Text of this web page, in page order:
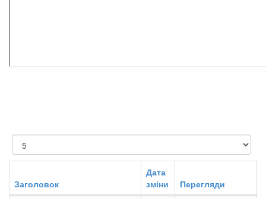
Показувати
Заголовок
Дата
зміни
Перегляди